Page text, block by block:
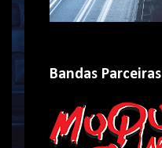
Bandas Parceiras